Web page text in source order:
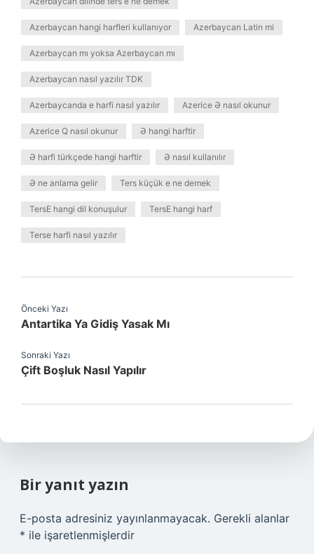
Azerbaycan hangi harfleri kullanıyor Azerbaycan Latin mi
Azerbaycan mı yoksa Azerbaycan mı
Azerbaycan nasıl yazılır TDK
Azerbaycanda e harfi nasıl yazılır Azerice Ə nasıl okunur
Azerice Q nasıl okunur Ə hangi harftir
Ə harfi türkçede hangi harftir Ə nasıl kullanılır
Ə ne anlama gelir Ters küçük e ne demek
TersE hangi dil konuşulur TersE hangi harf
Terse harfi nasıl yazılır
Önceki Yazı
Antartika Ya Gidiş Yasak Mı
Sonraki Yazı
Çift Boşluk Nasıl Yapılır
Bir yanıt yazın
E-posta adresiniz yayınlanmayacak. Gerekli alanlar
* ile işaretlenmişlerdir